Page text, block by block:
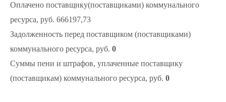
Оплачено поставщику(поставщиками) коммунального
ресурса, руб. 666197,73
Задолженность перед поставщиком (поставщиками)
коммунального ресурса, руб. 0
Суммы пени и штрафов, уплаченные поставщику
(поставщикам) коммунального ресурса, руб. 0